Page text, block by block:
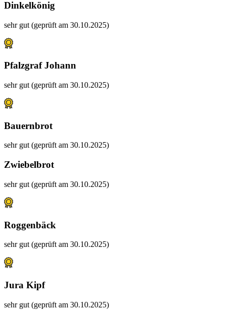
Dinkelkönig
sehr gut (geprüft am 30.10.2025)
Pfalzgraf Johann
sehr gut (geprüft am 30.10.2025)
Bauernbrot
sehr gut (geprüft am 30.10.2025)
Zwiebelbrot
sehr gut (geprüft am 30.10.2025)
Roggenbäck
sehr gut (geprüft am 30.10.2025)
Jura Kipf
sehr gut (geprüft am 30.10.2025)